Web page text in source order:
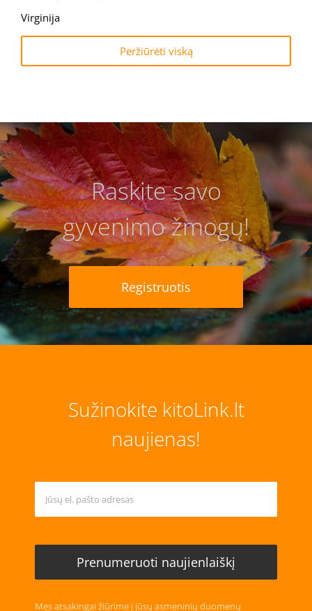
Virginija
Peržiūrėti viską
Raskite savo
gyvenimo žmogų!
Registruotis
Sužinokite kitoLink.lt
naujienas!
Mes atsakingai žiūrime į jūsų asmeninių duomenų